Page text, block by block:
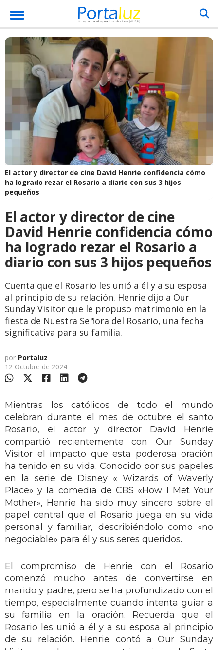
El actor y director de cine David Henrie confidencia cómo
ha logrado rezar el Rosario a diario con sus 3 hijos
pequeños
El actor y director de cine
David Henrie confidencia cómo
ha logrado rezar el Rosario a
diario con sus 3 hijos pequeños
Cuenta que el Rosario les unió a él y a su esposa
al principio de su relación. Henrie dijo a Our
Sunday Visitor que le propuso matrimonio en la
fiesta de Nuestra Señora del Rosario, una fecha
significativa para su familia.
por Portaluz
12 Octubre de 2024
Mientras los católicos de todo el mundo
celebran durante el mes de octubre el santo
Rosario, el actor y director David Henrie
compartió recientemente con Our Sunday
Visitor el impacto que esta poderosa oración
ha tenido en su vida. Conocido por sus papeles
en la serie de Disney « Wizards of Waverly
Place» y la comedia de CBS «How I Met Your
Mother», Henrie ha sido muy sincero sobre el
papel central que el Rosario juega en su vida
personal y familiar, describiéndolo como «no
negociable» para él y sus seres queridos.
El compromiso de Henrie con el Rosario
comenzó mucho antes de convertirse en
marido y padre, pero se ha profundizado con el
tiempo, especialmente cuando intenta guiar a
su familia en la oración. Recuerda que el
Rosario les unió a él y a su esposa al principio
de su relación. Henrie contó a Our Sunday